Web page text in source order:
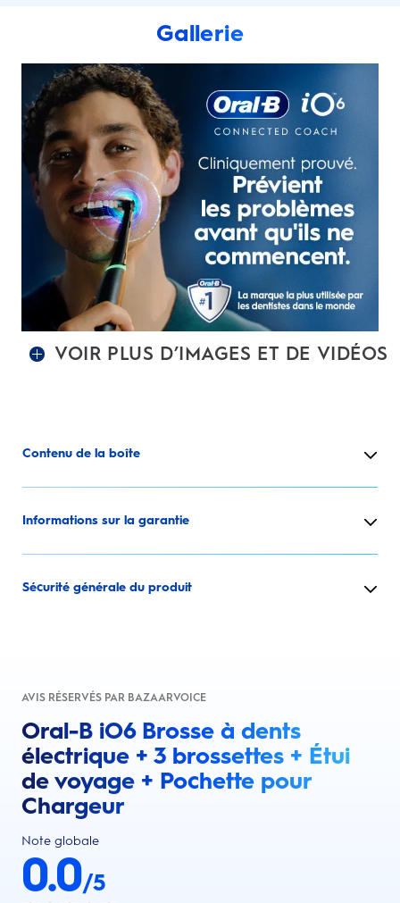
Gallerie
VOIR PLUS D’IMAGES ET DE VIDÉOS
Contenu de la boîte
Informations sur la garantie
Sécurité générale du produit
AVIS RÉSERVÉS PAR BAZAARVOICE
Oral-B iO6 Brosse à dents
électrique + 3 brossettes + Étui
de voyage + Pochette pour
Chargeur
Note globale
0.0/5